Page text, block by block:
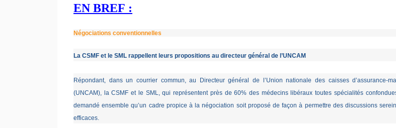
EN BREF :
Négociations conventionnelles
La CSMF et le SML rappellent leurs propositions au directeur général de l’UNCAM
Répondant, dans un courrier commun, au Directeur général de l’Union nationale des caisses d’assurance-
(UNCAM), la CSMF et le SML, qui représentent près de 60% des médecins libéraux toutes spécialités
demandé ensemble qu’un cadre propice à la négociation soit proposé de façon à permettre des discussions
efficaces.